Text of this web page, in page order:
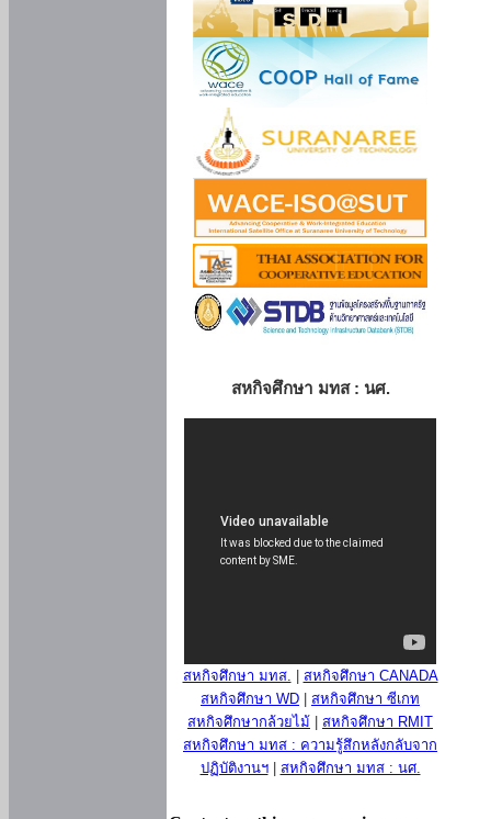
สหกิจศึกษา มทส : นศ.
สหกิจศึกษา มทส.
สหกิจศึกษา CANADA
สหกิจศึกษา WD
สหกิจศึกษา ซีเกท
สหกิจศึกษากล้วยไม้
สหกิจศึกษา RMIT
สหกิจศึกษา มทส : ความรู้สึกหลังกลับจาก
ปฏิบัติงานฯ| สหกิจศึกษา มทส : นศ.